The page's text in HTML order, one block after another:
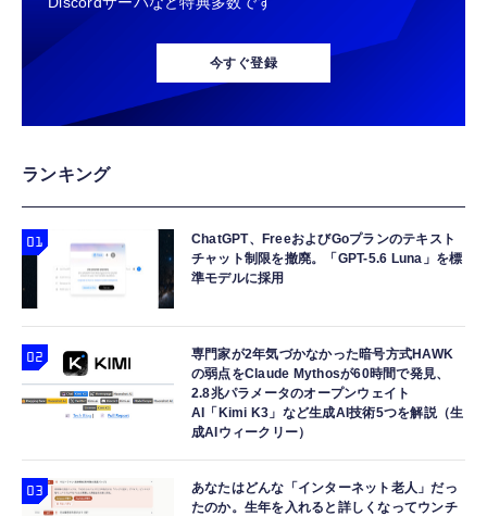
今すぐ登録
ランキング
ChatGPT、FreeおよびGoプランのテキスト
チャット制限を撤廃。「GPT-5.6 Luna」を標
準モデルに採用
専門家が2年気づかなかった暗号方式HAWK
の弱点をClaude Mythosが60時間で発見、
2.8兆パラメータのオープンウェイト
AI「Kimi K3」など生成AI技術5つを解説（生
成AIウィークリー）
あなたはどんな「インターネット老人」だっ
たのか。生年を入れると詳しくなってウンチ